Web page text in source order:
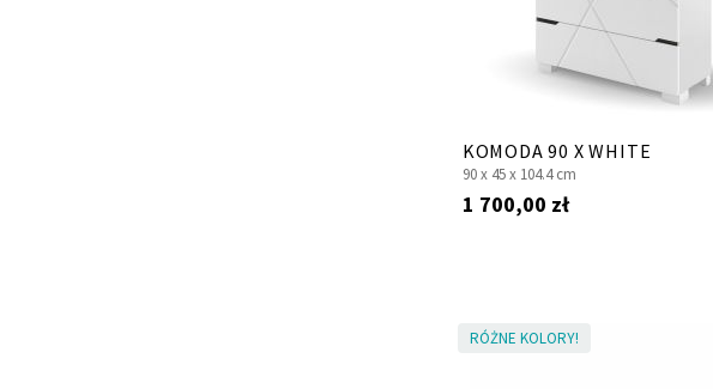
KOMODA 90 X WHITE
90 x 45 x 104.4 cm
1 700,00 zł
RÓŻNE KOLORY!